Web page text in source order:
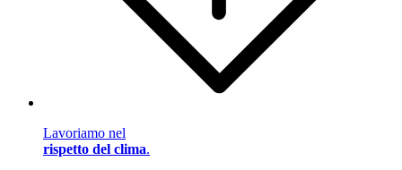
Lavoriamo nel
rispetto del clima.